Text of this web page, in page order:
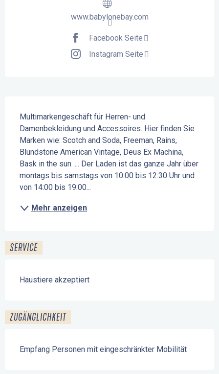
www.babylonebay.com
Facebook Seite
Instagram Seite
Multimarkengeschäft für Herren- und
Damenbekleidung und Accessoires. Hier finden Sie
Marken wie: Scotch and Soda, Freeman, Rains,
Blundstone American Vintage, Deus Ex Machina,
Bask in the sun .... Der Laden ist das ganze Jahr über
montags bis samstags von 10:00 bis 12:30 Uhr und
von 14:00 bis 19:00...
Mehr anzeigen
SERVICE
Haustiere akzeptiert
ZUGÄNGLICHKEIT
Empfang Personen mit eingeschränkter Mobilität